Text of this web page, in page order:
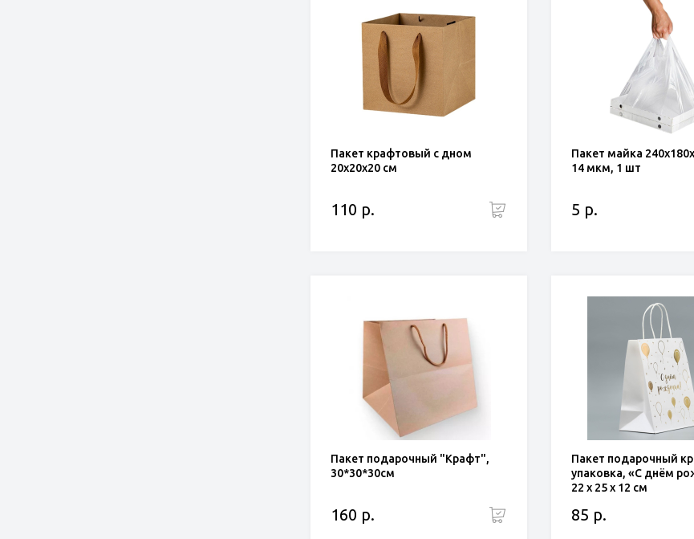
Пакет крафтовый с дном
20х20х20 см
110 р.
Пакет майка
14 мкм, 1 шт
5 р.
Пакет подарочный "Крафт",
30*30*30см
160 р.
Пакет подарочный
упаковка, «С днём
22 х 25 х 12 см
85 р.